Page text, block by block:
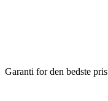
Garanti for den bedste pris